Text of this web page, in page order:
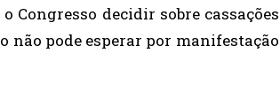
Congresso decidir sobre cassações
não pode esperar por manifestação